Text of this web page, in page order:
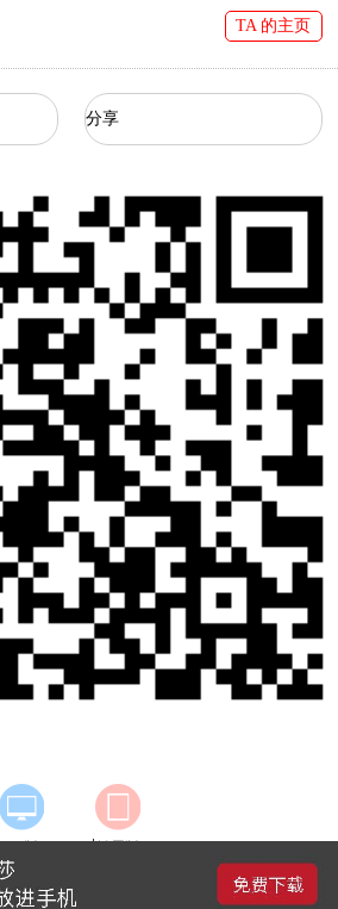
TA 的主页
分享
PC版 |触屏版
北京爱尚阳光广告有限公司 京